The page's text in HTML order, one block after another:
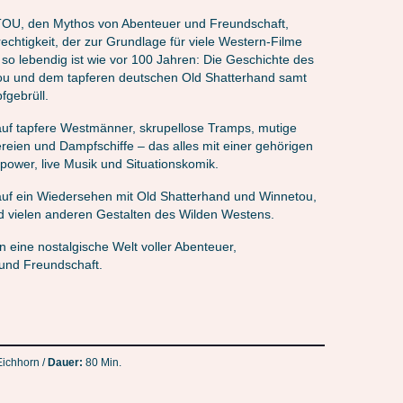
den Mythos von Abenteuer und Freundschaft,
der zur Grundlage für viele Western-Filme
lebendig ist wie vor 100 Jahren: Die Geschichte des
und dem tapferen deutschen Old Shatterhand samt
tapfere Westmänner, skrupellose Tramps, mutige
und Dampfschiffe – das alles mit einer gehörigen
live Musik und Situationskomik.
ein Wiedersehen mit Old Shatterhand und Winnetou,
vielen anderen Gestalten des Wilden Westens.
eine nostalgische Welt voller Abenteuer,
Freundschaft.
/ Dauer: 80 Min.